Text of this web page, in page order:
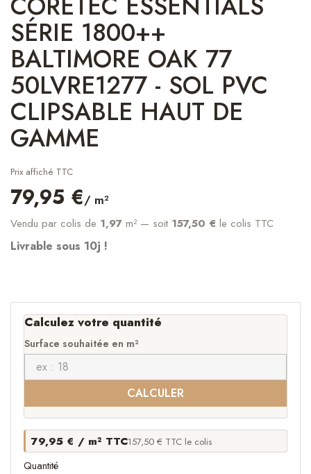
SÉRIE 1800++
BALTIMORE OAK 77
50LVRE1277 - SOL PVC
CLIPSABLE HAUT DE
GAMME
Prix affiché TTC
79,95 €/ m²
Vendu par colis de 1,97 m² — soit 157,50 € le colis TTC
Livrable sous 10j !
Calculez votre quantité
Surface souhaitée en m²
CALCULER
79,95 € / m² TTC157,50 € TTC le colis
Quantité